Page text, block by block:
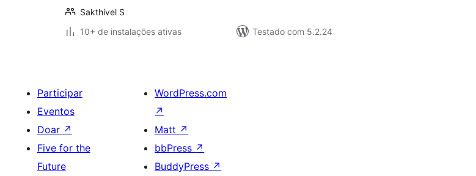
Sakthivel S
10+ de instalações ativas
Testado com 5.2.24
Participar
Eventos
Doar ↗
Five for the
Future
WordPress.com
↗
Matt ↗
bbPress ↗
BuddyPress ↗